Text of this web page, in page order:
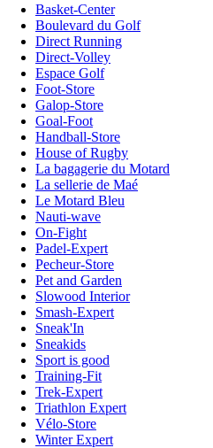
Basket-Center
Boulevard du Golf
Direct Running
Direct-Volley
Espace Golf
Foot-Store
Galop-Store
Goal-Foot
Handball-Store
House of Rugby
La bagagerie du Motard
La sellerie de Maé
Le Motard Bleu
Nauti-wave
On-Fight
Padel-Expert
Pecheur-Store
Pet and Garden
Slowood Interior
Smash-Expert
Sneak'In
Sneakids
Sport is good
Training-Fit
Trek-Expert
Triathlon Expert
Vélo-Store
Winter Expert